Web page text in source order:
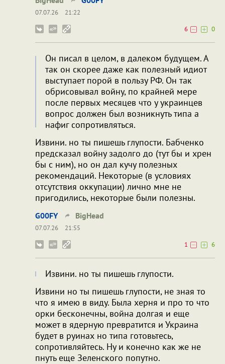
07.07.26
21:22
6
0
Он писал в целом, в далеком будущем. А
так он скорее даже как полезный идиот
выступает порой в пользу РФ. Он так
обрисовывал войну, по крайней мере
после первых месяцев что у украинцев
вопрос должен был возникнуть типа а
нафиг сопротивляться.
Извини. но ты пишешь глупости. Бабченко
предсказал войну задолго до (тут бы и хрен
бы с ним), но он дал кучу полезных
рекомендаций. Некоторые (в условиях
отсутствия оккупации) лично мне не
пригодились, некоторые были полезны.
G00FY BigHead
07.07.26
21:55
1
6
Извини. но ты пишешь глупости.
Извини но ты пишешь глупости, не зная то
что я имею в виду. Была херня и про то что
орки бесконечны, война долгая и еще
может в ядерную превратится и Украина
будет в руинах но типа готовьтесь,
сопротивляйтесь. Ну и конечно как же не
пнуть еще Зеленского попутно.